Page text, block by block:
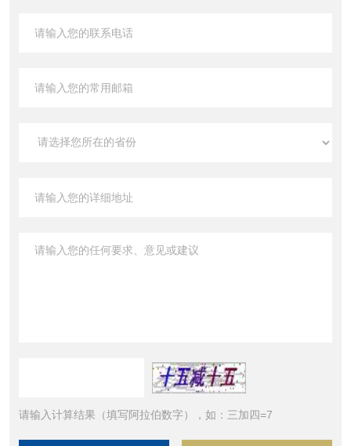
请输入计算结果（填写阿拉伯数字），如：三加四=7